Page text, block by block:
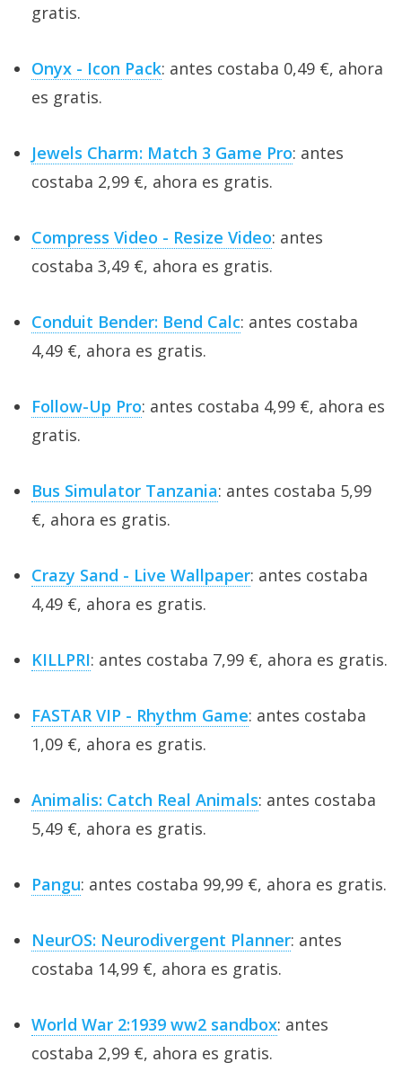
gratis.
Onyx - Icon Pack: antes costaba 0,49 €, ahora
es gratis.
Jewels Charm: Match 3 Game Pro: antes
costaba 2,99 €, ahora es gratis.
Compress Video - Resize Video: antes
costaba 3,49 €, ahora es gratis.
Conduit Bender: Bend Calc: antes costaba
4,49 €, ahora es gratis.
Follow-Up Pro: antes costaba 4,99 €, ahora es
gratis.
Bus Simulator Tanzania: antes costaba 5,99
€, ahora es gratis.
Crazy Sand - Live Wallpaper: antes costaba
4,49 €, ahora es gratis.
KILLPRI: antes costaba 7,99 €, ahora es gratis.
FASTAR VIP - Rhythm Game: antes costaba
1,09 €, ahora es gratis.
Animalis: Catch Real Animals: antes costaba
5,49 €, ahora es gratis.
Pangu: antes costaba 99,99 €, ahora es gratis.
NeurOS: Neurodivergent Planner: antes
costaba 14,99 €, ahora es gratis.
World War 2:1939 ww2 sandbox: antes
costaba 2,99 €, ahora es gratis.